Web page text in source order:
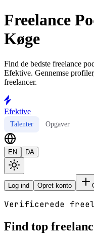
Freelance
Køge
Find de bedste freelance
Efektive. Gennemse
freelancer.
Efektive
Talenter Opgaver
EN DA
Log ind Opret konto
Verificerede
Find top